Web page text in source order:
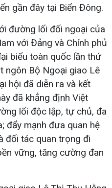
gần đây tại Biển Đông.
đường lối đối ngoại của
với Đảng và Chính phủ
biểu toàn quốc lần thứ
ngôn Bộ Ngoại giao Lê
hội đã diễn ra và kết
đã khẳng định Việt
lối độc lập, tự chủ, đa
đẩy mạnh đưa quan hệ
đối tác quan trọng đi
vững, tăng cường đan